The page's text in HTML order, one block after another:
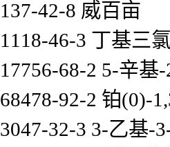
137-42-8 威百亩
1118-46-3 丁基三
17756-68-2 5-辛基
68478-92-2 铂(0)-
3047-32-3 3-乙基-